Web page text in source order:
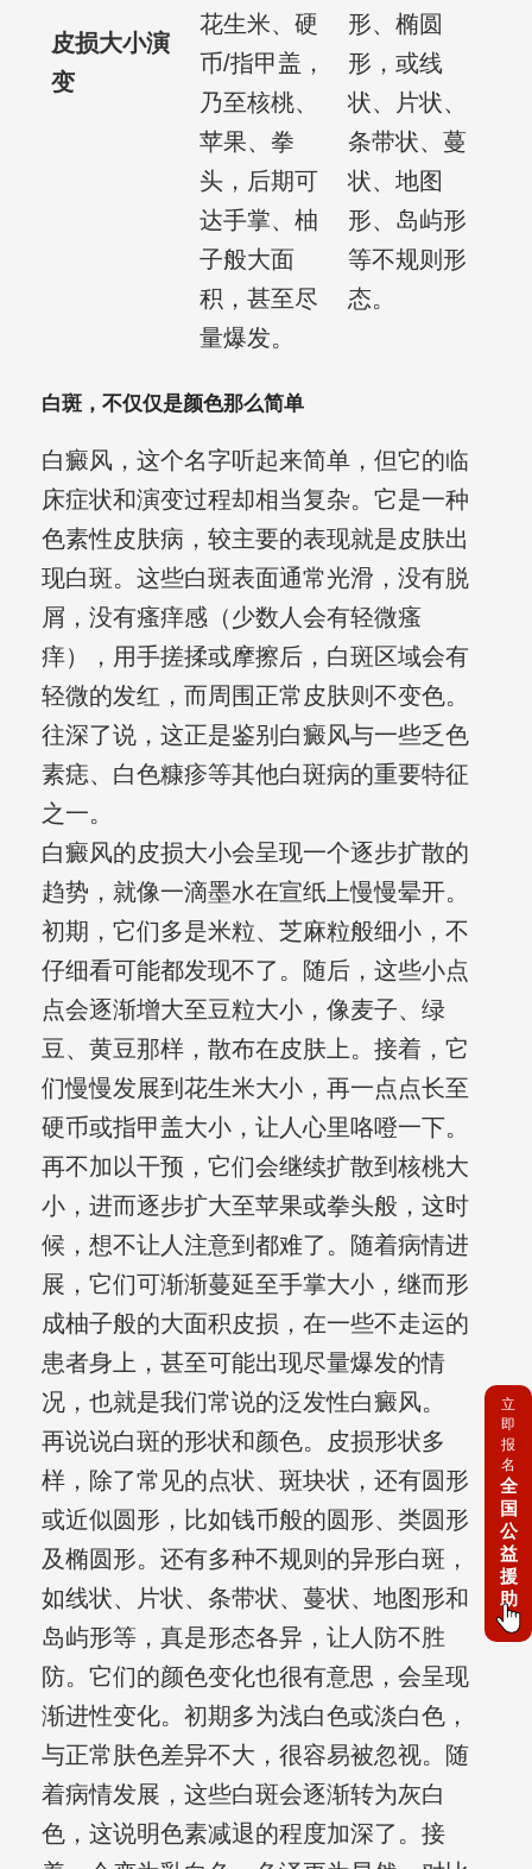
皮损大小演
变
花生米、硬
币/指甲盖，
乃至核桃、
苹果、拳
头，后期可
达手掌、柚
子般大面
积，甚至尽
量爆发。
形、椭圆
形，或线
状、片状、
条带状、蔓
状、地图
形、岛屿形
等不规则形
态。
白斑，不仅仅是颜色那么简单
白癜风，这个名字听起来简单，但它的临
床症状和演变过程却相当复杂。它是一种
色素性皮肤病，较主要的表现就是皮肤出
现白斑。这些白斑表面通常光滑，没有脱
屑，没有瘙痒感（少数人会有轻微瘙
痒），用手搓揉或摩擦后，白斑区域会有
轻微的发红，而周围正常皮肤则不变色。
往深了说，这正是鉴别白癜风与一些乏色
素痣、白色糠疹等其他白斑病的重要特征
之一。
白癜风的皮损大小会呈现一个逐步扩散的
趋势，就像一滴墨水在宣纸上慢慢晕开。
初期，它们多是米粒、芝麻粒般细小，不
仔细看可能都发现不了。随后，这些小点
点会逐渐增大至豆粒大小，像麦子、绿
豆、黄豆那样，散布在皮肤上。接着，它
们慢慢发展到花生米大小，再一点点长至
硬币或指甲盖大小，让人心里咯噔一下。
再不加以干预，它们会继续扩散到核桃大
小，进而逐步扩大至苹果或拳头般，这时
候，想不让人注意到都难了。随着病情进
展，它们可渐渐蔓延至手掌大小，继而形
成柚子般的大面积皮损，在一些不走运的
患者身上，甚至可能出现尽量爆发的情
况，也就是我们常说的泛发性白癜风。
再说说白斑的形状和颜色。皮损形状多
样，除了常见的点状、斑块状，还有圆形
或近似圆形，比如钱币般的圆形、类圆形
及椭圆形。还有多种不规则的异形白斑，
如线状、片状、条带状、蔓状、地图形和
岛屿形等，真是形态各异，让人防不胜
防。它们的颜色变化也很有意思，会呈现
渐进性变化。初期多为浅白色或淡白色，
与正常肤色差异不大，很容易被忽视。随
着病情发展，这些白斑会逐渐转为灰白
色，这说明色素减退的程度加深了。接
立
即
报
名
全
国
公
益
援
助